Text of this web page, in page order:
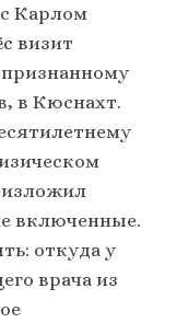
Карлом
визит
признанному
в Кюснахт.
изложил
включенные.
откуда у
врача из